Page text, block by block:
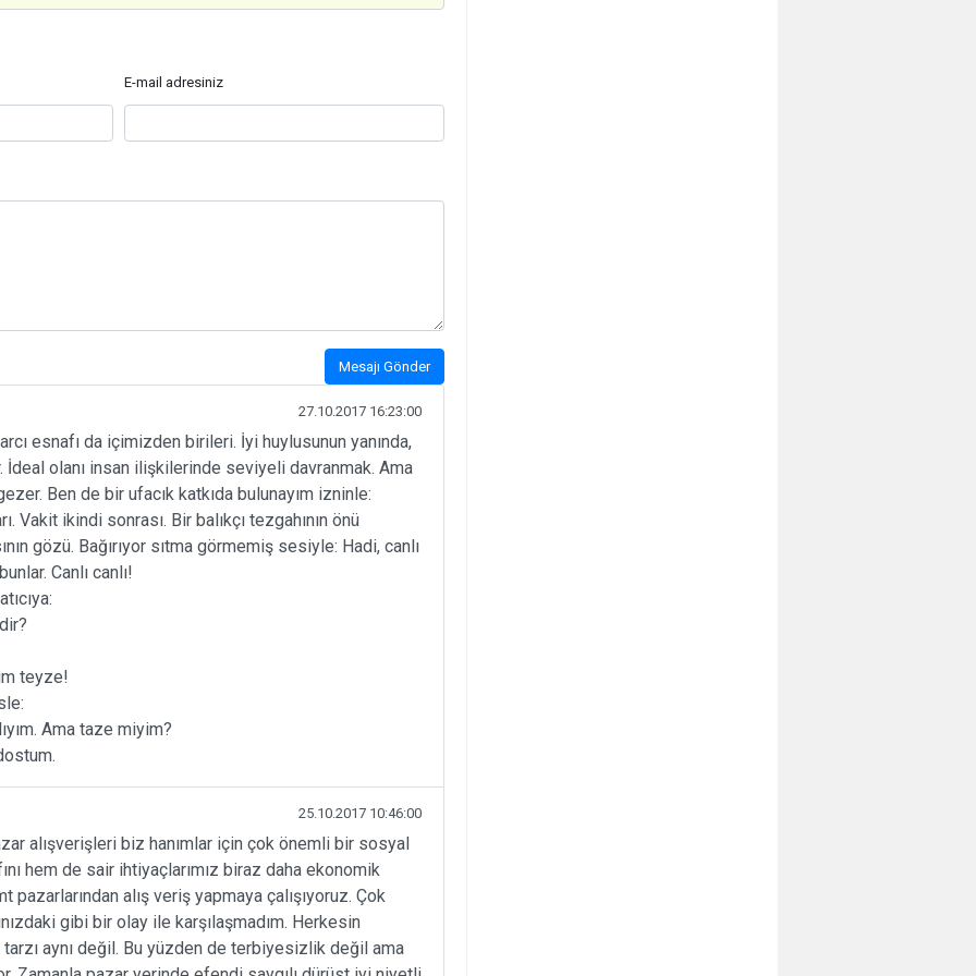
E-mail adresiniz
Mesajı Gönder
27.10.2017 16:23:00
esnafı da içimizden birileri. İyi huylusunun yanında,
İdeal olanı insan ilişkilerinde seviyeli davranmak. Ama
Ben de bir ufacık katkıda bulunayım izninle:
Vakit ikindi sonrası. Bir balıkçı tezgahının önü
gözü. Bağırıyor sıtma görmemiş sesiyle: Hadi, canlı
Canlı canlı!
teyze!
Ama taze miyim?
25.10.2017 10:46:00
alışverişleri biz hanımlar için çok önemli bir sosyal
hem de sair ihtiyaçlarımız biraz daha ekonomik
alış veriş yapmaya çalışıyoruz. Çok
gibi bir olay ile karşılaşmadım. Herkesin
aynı değil. Bu yüzden de terbiyesizlik değil ama